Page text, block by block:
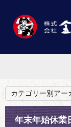
カテゴリー別アー
年末年始休業